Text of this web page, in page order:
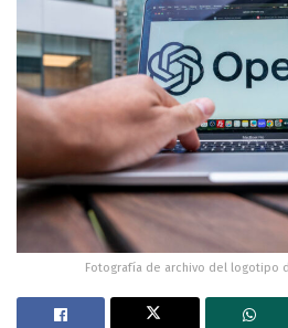
Fotografía de archivo del logotipo